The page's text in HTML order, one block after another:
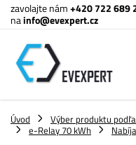
zavolajte nám+420 722 689
nainfo@evexpert.cz
Úvod Výber produktu
e-Relay 70 kWh